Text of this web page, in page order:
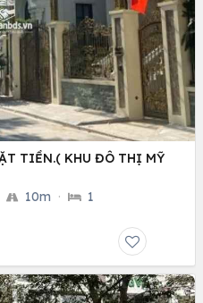
TIỀN.( KHU ĐÔ THỊ MỸ
10m · 1